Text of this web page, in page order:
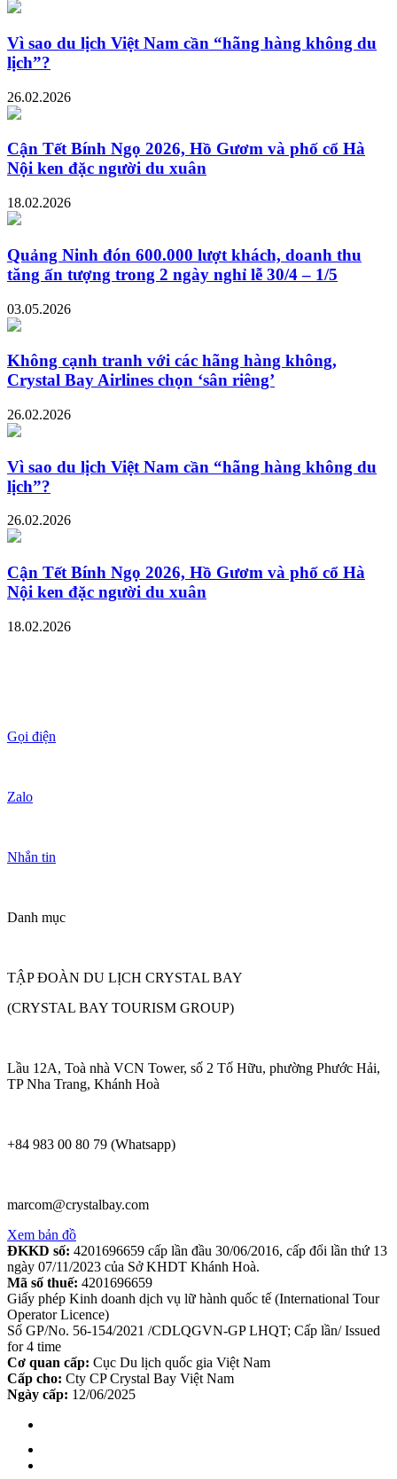
Vì sao du lịch Việt Nam cần “hãng hàng không du
lịch”?
26.02.2026
Cận Tết Bính Ngọ 2026, Hồ Gươm và phố cổ Hà
Nội ken đặc người du xuân
18.02.2026
Quảng Ninh đón 600.000 lượt khách, doanh thu
tăng ấn tượng trong 2 ngày nghỉ lễ 30/4 – 1/5
03.05.2026
Không cạnh tranh với các hãng hàng không,
Crystal Bay Airlines chọn ‘sân riêng’
26.02.2026
Vì sao du lịch Việt Nam cần “hãng hàng không du
lịch”?
26.02.2026
Cận Tết Bính Ngọ 2026, Hồ Gươm và phố cổ Hà
Nội ken đặc người du xuân
18.02.2026
Gọi điện
Zalo
Nhắn tin
Danh mục
TẬP ĐOÀN DU LỊCH CRYSTAL BAY
(CRYSTAL BAY TOURISM GROUP)
Lầu 12A, Toà nhà VCN Tower, số 2 Tố Hữu, phường Phước Hải,
TP Nha Trang, Khánh Hoà
+84 983 00 80 79 (Whatsapp)
marcom@crystalbay.com
Xem bản đồ
ĐKKD số: 4201696659 cấp lần đầu 30/06/2016, cấp đổi lần thứ 13
ngày 07/11/2023 của Sở KHDT Khánh Hoà.
Mã số thuế: 4201696659
Giấy phép Kinh doanh dịch vụ lữ hành quốc tế (International Tour
Operator Licence)
Số GP/No. 56-154/2021 /CDLQGVN-GP LHQT; Cấp lần/ Issued
for 4 time
Cơ quan cấp: Cục Du lịch quốc gia Việt Nam
Cấp cho: Cty CP Crystal Bay Việt Nam
Ngày cấp: 12/06/2025